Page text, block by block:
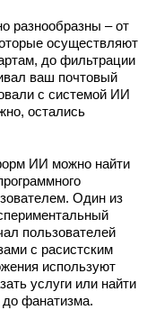
разнообразны – от
осуществляют
до фильтрации
ваш почтовый
с системой ИИ
остались
ИИ можно найти
Один из
пользователей
с расистским
используют
услуги или найти
фанатизма.